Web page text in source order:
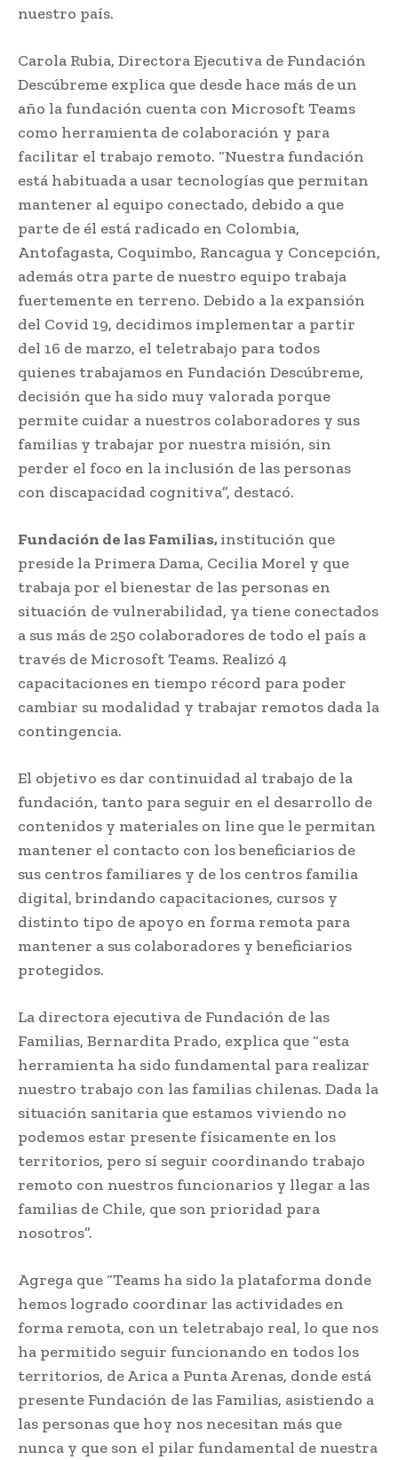
nuestro país.
Carola Rubia, Directora Ejecutiva de Fundación
Descúbreme explica que desde hace más de un
año la fundación cuenta con Microsoft Teams
como herramienta de colaboración y para
facilitar el trabajo remoto. “Nuestra fundación
está habituada a usar tecnologías que permitan
mantener al equipo conectado, debido a que
parte de él está radicado en Colombia,
Antofagasta, Coquimbo, Rancagua y Concepción,
además otra parte de nuestro equipo trabaja
fuertemente en terreno. Debido a la expansión
del Covid 19, decidimos implementar a partir
del 16 de marzo, el teletrabajo para todos
quienes trabajamos en Fundación Descúbreme,
decisión que ha sido muy valorada porque
permite cuidar a nuestros colaboradores y sus
familias y trabajar por nuestra misión, sin
perder el foco en la inclusión de las personas
con discapacidad cognitiva”, destacó.
Fundación de las Familias,institución que
preside la Primera Dama, Cecilia Morel y que
trabaja por el bienestar de las personas en
situación de vulnerabilidad, ya tiene conectados
a sus más de 250 colaboradores de todo el país a
través de Microsoft Teams. Realizó 4
capacitaciones en tiempo récord para poder
cambiar su modalidad y trabajar remotos dada la
contingencia.
El objetivo es dar continuidad al trabajo de la
fundación, tanto para seguir en el desarrollo de
contenidos y materiales on line que le permitan
mantener el contacto con los beneficiarios de
sus centros familiares y de los centros familia
digital, brindando capacitaciones, cursos y
distinto tipo de apoyo en forma remota para
mantener a sus colaboradores y beneficiarios
protegidos.
La directora ejecutiva de Fundación de las
Familias, Bernardita Prado, explica que “esta
herramienta ha sido fundamental para realizar
nuestro trabajo con las familias chilenas. Dada la
situación sanitaria que estamos viviendo no
podemos estar presente físicamente en los
territorios, pero sí seguir coordinando trabajo
remoto con nuestros funcionarios y llegar a las
familias de Chile, que son prioridad para
nosotros”.
Agrega que “Teams ha sido la plataforma donde
hemos logrado coordinar las actividades en
forma remota, con un teletrabajo real, lo que nos
ha permitido seguir funcionando en todos los
territorios, de Arica a Punta Arenas, donde está
presente Fundación de las Familias, asistiendo a
las personas que hoy nos necesitan más que
nunca y que son el pilar fundamental de nuestra